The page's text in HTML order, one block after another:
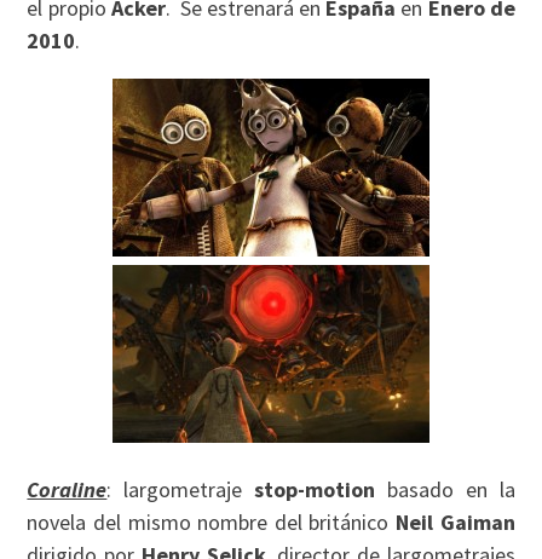
el propio Acker. Se estrenará en España en Enero de
2010.
Coraline: largometrajestop-motion basado en la
novela del mismo nombre del británico Neil Gaiman